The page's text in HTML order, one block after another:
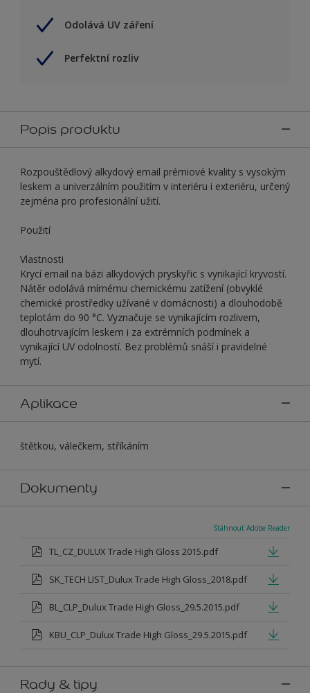
Odolává UV záření
Perfektní rozliv
Popis produktu
Rozpouštědlový alkydový email prémiové kvality s vysokým
leskem a univerzálním použitím v interiéru i exteriéru, určený
zejména pro profesionální užití.
Použití
Vlastnosti
Krycí email na bázi alkydových pryskyřic s vynikající kryvostí.
Nátěr odolává mírnému chemickému zatížení (obvyklé
chemické prostředky užívané v domácnosti) a dlouhodobě
teplotám do 90 °C. Vyznačuje se vynikajícím rozlivem,
dlouhotrvajícím leskem i za extrémních podmínek a
vynikající UV odolností. Bez problémů snáší i pravidelné
mytí.
Aplikace
štětkou, válečkem, stříkáním
Dokumenty
Stáhnout Adobe Reader
TL_CZ_DULUX Trade High Gloss 2015.pdf
SK_TECH LIST_Dulux Trade High Gloss_2018.pdf
BL_CLP_Dulux Trade High Gloss_29.5.2015.pdf
KBU_CLP_Dulux Trade High Gloss_29.5.2015.pdf
Rady & tipy